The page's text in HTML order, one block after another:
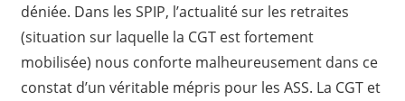
déniée. Dans les SPIP, l’actualité sur les retraites
(situation sur laquelle la CGT est fortement
mobilisée) nous conforte malheureusement dans ce
constat d’un véritable mépris pour les ASS. La CGT et